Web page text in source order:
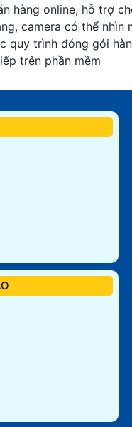
hàng online, hỗ trợ
camera có thể nhìn
quy trình đóng gói
trên phần mềm